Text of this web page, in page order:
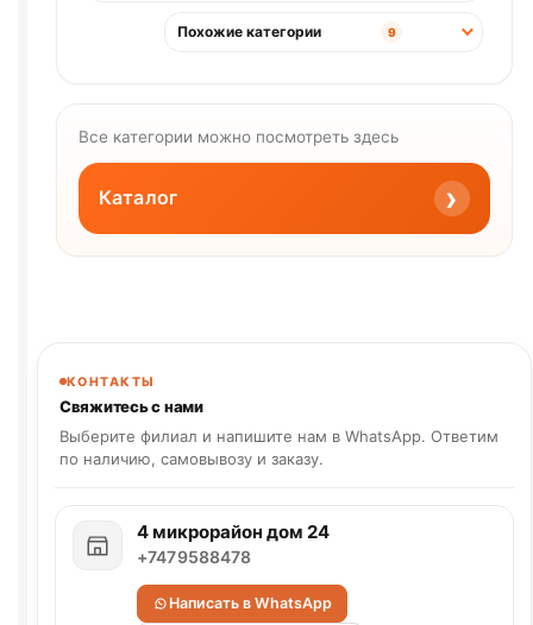
Похожие категории 9
Все категории можно посмотреть здесь
Каталог ›
КОНТАКТЫ
Свяжитесь с нами
Выберите филиал и напишите нам в WhatsApp. Ответим
по наличию, самовывозу и заказу.
4 микрорайон дом 24
+7479588478
Написать в WhatsApp